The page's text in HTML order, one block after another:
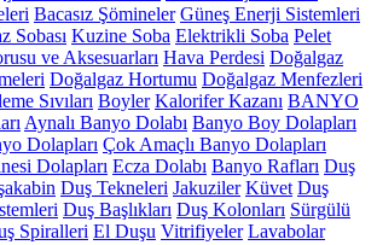
Bacasız Şömineler Güneş Enerji Sistemleri
Sobası Kuzine Soba Elektrikli Soba Pelet
ve Aksesuarları Hava Perdesi Doğalgaz
Doğalgaz Hortumu Doğalgaz Menfezleri
Sıvıları Boyler Kalorifer Kazanı BANYO
Aynalı Banyo Dolabı Banyo Boy Dolapları
Dolapları Çok Amaçlı Banyo Dolapları
Dolapları Ecza Dolabı Banyo Rafları Duş
Duş Tekneleri Jakuziler Küvet Duş
Duş Başlıkları Duş Kolonları Sürgülü
Spiralleri El Duşu Vitrifiyeler Lavabolar